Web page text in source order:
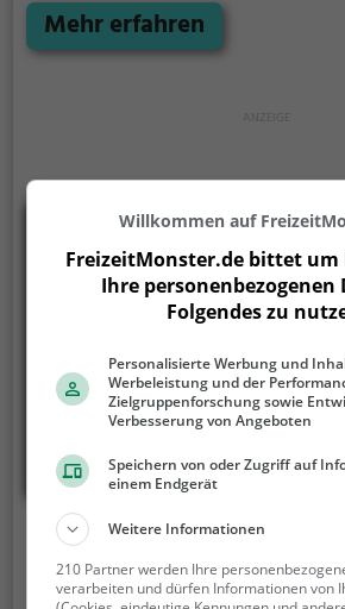
Familienausflüge,
Picknicken und lockt an
Mehr erfahren
Wüsterbe
Wüsterbe, 01855 Sebnitz
Willkommen auf
FreizeitMonster.de bittet
Ihre personenbezogenen
Folgendes zu
Personalisierte Werbung und
Werbeleistung und der
Zielgruppenforschung sowie
Verbesserung von Angeboten
Speichern von oder Zugriff auf
einem Endgerät
Weitere Informationen
210 Partner werden Ihre
verarbeiten und dürfen Informationen von